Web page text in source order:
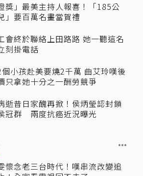
獎」最美主持人報喜！「185公
」要百萬名畫當賀禮
會終於聯絡上田路路 她一聽這名
刻掛電話
小孩赴美要燒2千萬 曲艾玲嘆後
只拿她十分之一酬勞競爭
逝昔日家醜再掀！侯炳瑩認封鎖
冠群 兩度抗癌近況曝光
懷念老三台時代！嘆串流改變追